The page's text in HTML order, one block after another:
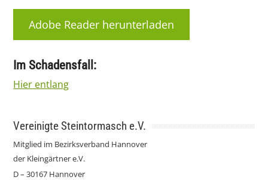
Adobe Reader herunterladen
Im Schadensfall:
Hier entlang
Vereinigte Steintormasch e.V.
Mitglied im Bezirksverband Hannover
der Kleingärtner e.V.
D – 30167 Hannover